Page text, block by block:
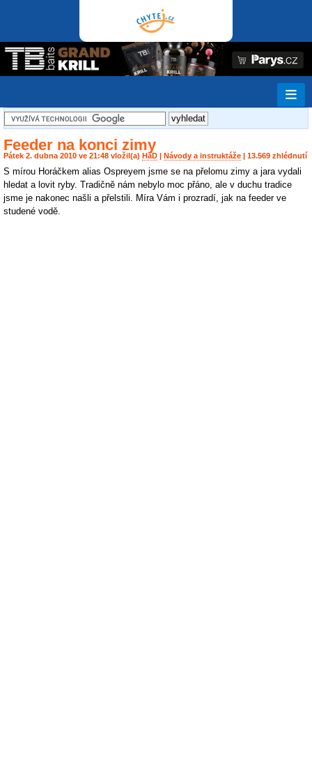
Feeder na konci zimy
Pátek 2. dubna 2010 ve 21:48 vložil(a) HaD Návody a instruktáže | 13.569 zhlédnutí
S mírou Horáčkem alias Ospreyem jsme se na přelomu zimy a jara vydali
hledat a lovit ryby. Tradičně nám nebylo moc přáno, ale v duchu tradice
jsme je nakonec našli a přelstili. Míra Vám i prozradí, jak na feeder ve
studené vodě.